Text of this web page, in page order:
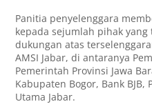
Panitia penyelenggara
kepada sejumlah pihak
dukungan atas
AMSI Jabar, di antaranya
Pemerintah Provinsi Jawa
Kabupaten Bogor, Bank
Utama Jabar.